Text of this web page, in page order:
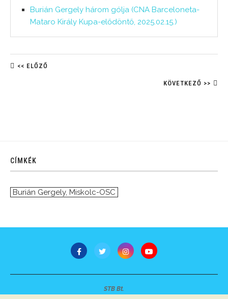
Burián Gergely három gólja (CNA Barceloneta-
Mataro Király Kupa-elődöntő, 2025.02.15.)
<< ELŐZŐ
KÖVETKEZŐ >>
CÍMKÉK
Burián Gergely, Miskolc-OSC
STB Bt.